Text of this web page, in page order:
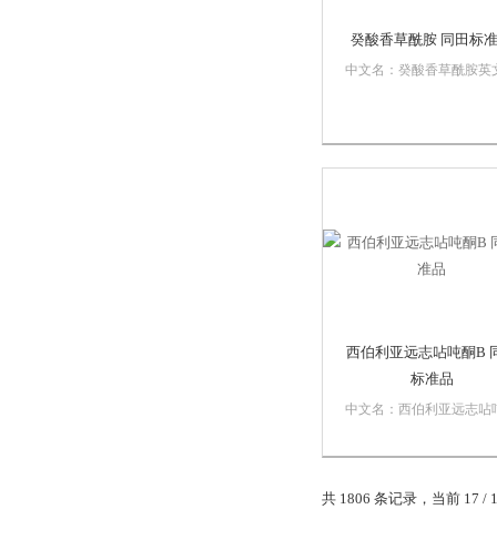
癸酸香草酰胺 同田标
中文名：癸酸香草酰胺英
西伯利亚远志呫吨酮B
标准品
中文名：西伯利亚远志呫
BCas号：241125-81-5分子
538.45纯度：≥98%货期：
共 1806 条记录，当前 17 /